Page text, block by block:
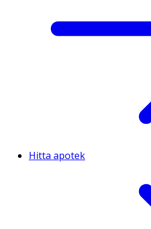
Hitta apotek